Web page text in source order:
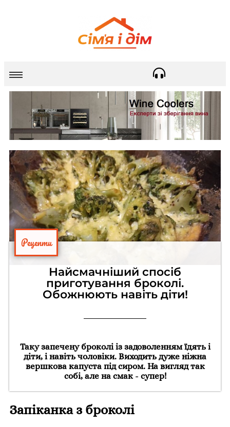
Рецепти
Найсмачніший спосіб
приготування броколі.
Обожнюють навіть діти!
Таку запечену броколі із задоволенням їдять і
діти, і навіть чоловіки. Виходить дуже ніжна
вершкова капуста під сиром. На вигляд так
собі, але на смак - супер!
Запіканка з броколі